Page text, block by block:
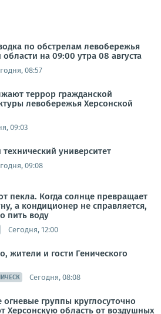
по обстрелам левобережья
на 09:00 утра 08 августа
08:57
террор гражданской
левобережья Херсонской
09:03
технический университет
09:08
пекла. Когда солнце превращает
а кондиционер не справляется,
пить воду
Сегодня, 12:00
жители и гости Генического
Сегодня, 08:08
группы круглосуточно
Херсонскую область от воздушных